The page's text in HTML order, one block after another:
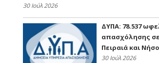
30 Ιούλ 2026
ΔΥΠΑ: 78.537
απασχόλησης
Πειραιά και
30 Ιούλ 2026